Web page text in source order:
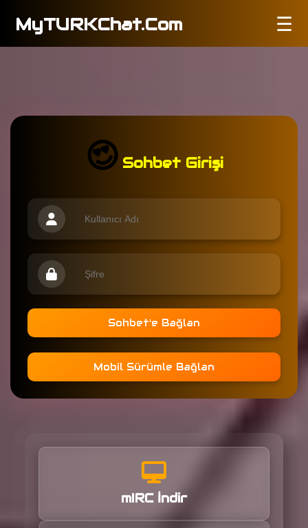
MyTURKChat.Com ☰
😍Sohbet Girişi
Sohbet'e Bağlan
Mobil Sürümle Bağlan
mIRC İndir